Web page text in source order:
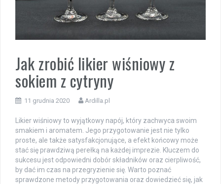
Jak zrobić likier wiśniowy z
sokiem z cytryny
11 grudnia 2020 Ardilla.pl
Likier wiśniowy to wyjątkowy napój, który zachwyca swoim
smakiem i aromatem. Jego przygotowanie jest nie tylko
proste, ale także satysfakcjonujące, a efekt końcowy może
stać się prawdziwą perełką na każdej imprezie. Kluczem do
sukcesu jest odpowiedni dobór składników oraz cierpliwość,
by dać im czas na przegryzienie się. Warto poznać
sprawdzone metody przygotowania oraz dowiedzieć się, jak